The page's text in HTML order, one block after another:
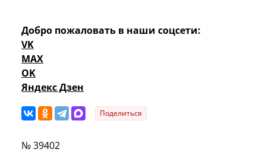
Добро пожаловать в наши соцсети:
VK
MAX
OK
Яндекс Дзен
Поделиться
№ 39402